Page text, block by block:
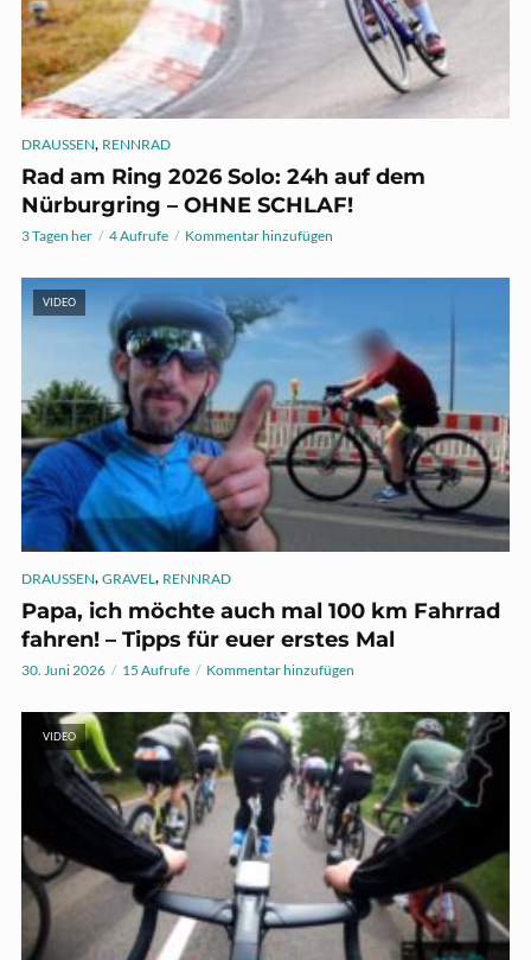
DRAUSSEN, RENNRAD
Rad am Ring 2026 Solo: 24h auf dem
Nürburgring – OHNE SCHLAF!
3 Tagen her 4 Aufrufe Kommentar hinzufügen
VIDEO
DRAUSSEN, GRAVEL , RENNRAD
Papa, ich möchte auch mal 100 km Fahrrad
fahren! – Tipps für euer erstes Mal
30. Juni 2026 15 Aufrufe Kommentar hinzufügen
VIDEO